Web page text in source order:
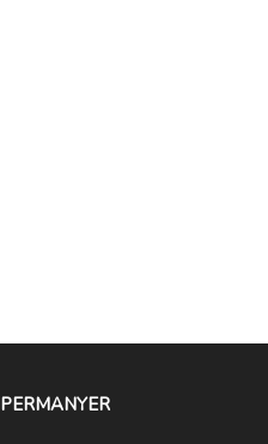
PERMANYER